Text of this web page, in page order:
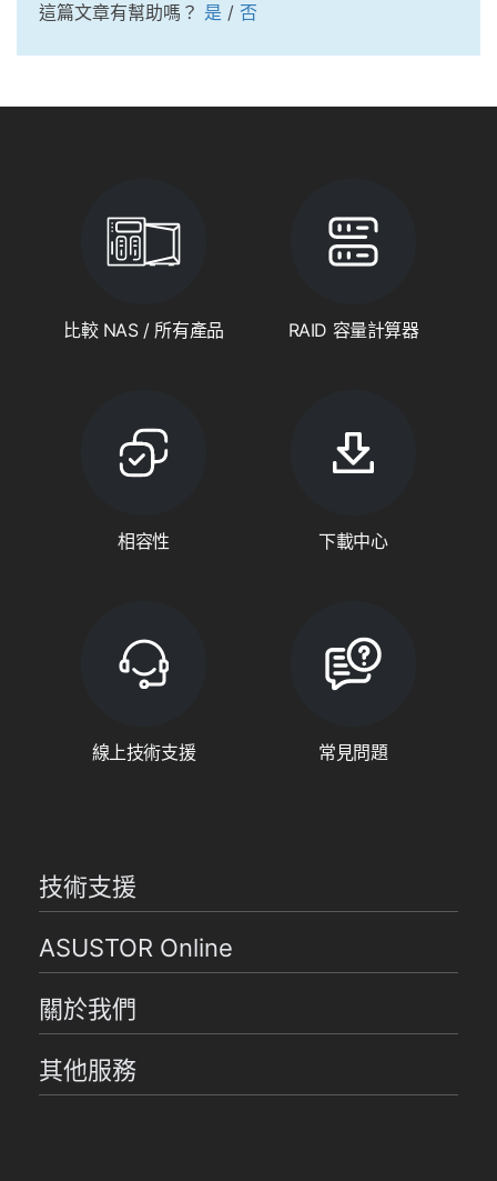
這篇文章有幫助嗎？ 是 / 否
比較 NAS / 所有產品 RAID 容量計算器
相容性 下載中心
線上技術支援 常見問題
技術支援
ASUSTOR Online
關於我們
其他服務